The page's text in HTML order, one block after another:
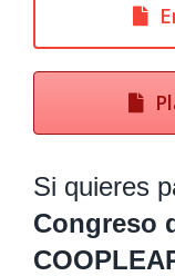
Si quieres
Congreso